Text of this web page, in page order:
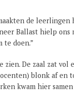
de leerlingen
Ballast hielp
te doen.”
zien. De zaal zat
blonk af en
kwam hier